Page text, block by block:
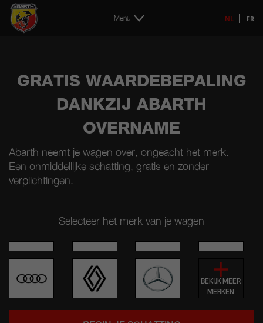
Menu NL FR
GRATIS WAARDEBEPALING
DANKZIJ ABARTH
OVERNAME
Abarth neemt je wagen over, ongeacht het merk.
Een onmiddellijke schatting, gratis en zonder
verplichtingen.
Selecteer het merk van je wagen
BEKIJK MEER
MERKEN